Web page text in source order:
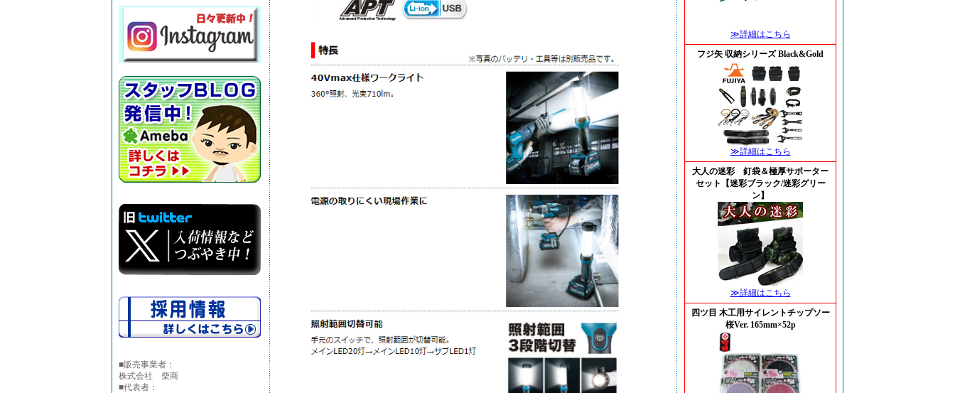
■販売事業者：
株式会社 柴商
■代表者：
≫詳細はこちら
フジ矢 収納シリーズ Black&Gold
≫詳細はこちら
大人の迷彩 釘袋＆極厚サポーター
セット【迷彩ブラック/迷彩グリー
ン】
≫詳細はこちら
四ツ目 木工用サイレントチップソー
桜Ver. 165mm×52p